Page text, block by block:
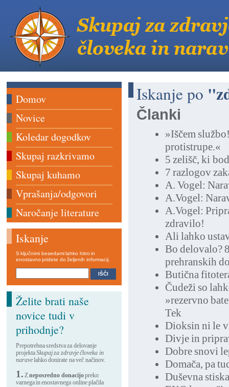
Iskanje po
Članki
»Iščem
protistrupe.«
5 zelišč, ki
7 razlogov
A. Vogel:
A.Vogel:
A.Vogel:
zdravilo!
Ali lahko
Bo delovalo?
prehranskih
Butična
Čudeži so
»rezervno
Tek
Dioksin ni le
Divje in
Dobre snovi
Domača, pa
Duševna
Domov
Novice
Koledar dogodkov
Skupaj razkrivamo
Skupaj kuhamo
Vprašanja/odgovori
Naročanje literature
Iskanje
S ključnimi besedami lahko hitro in
enostavno pridete do željenih informacij.
Želite brati naše
novice tudi v
prihodnje?
Prepotrebna sredstva za delovanje
projektaSkupaj za zdravje človeka in
naravelahko donirate na več načinov.
1. Zneposredno donacijopreko
varnega in enostavnega online plačila